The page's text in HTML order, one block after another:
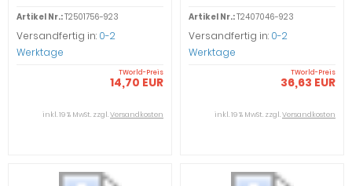
Artikel Nr.:T2501756-923
Versandfertig in: 0-2
Werktage
TWorld-Preis
14,70 EUR
inkl. 19 % MwSt. zzgl.Versandkosten
Artikel Nr.:T2407046-923
Versandfertig in: 0-2
Werktage
TWorld-Preis
36,63 EUR
inkl. 19 % MwSt. zzgl.Versandkosten